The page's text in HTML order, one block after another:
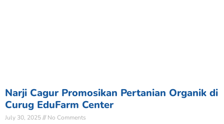
Narji Cagur Promosikan Pertanian Organik di
Curug EduFarm Center
July 30, 2025 No Comments